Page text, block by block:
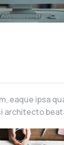
eaque ipsa
architecto